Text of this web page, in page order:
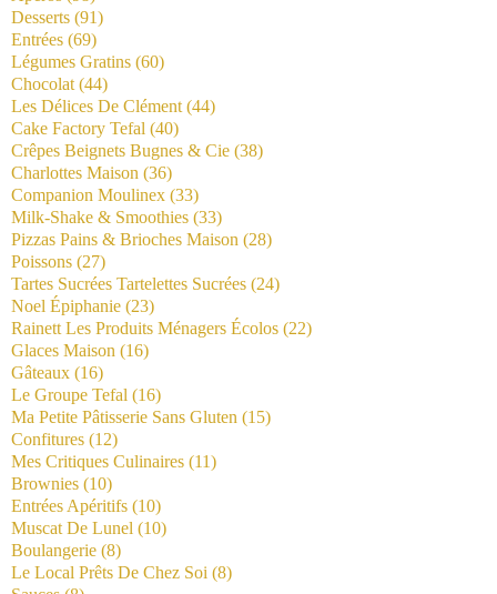
Desserts (91)
Entrées (69)
Légumes Gratins (60)
Chocolat (44)
Les Délices De Clément (44)
Cake Factory Tefal (40)
Crêpes Beignets Bugnes & Cie (38)
Charlottes Maison (36)
Companion Moulinex (33)
Milk-Shake & Smoothies (33)
Pizzas Pains & Brioches Maison (28)
Poissons (27)
Tartes Sucrées Tartelettes Sucrées (24)
Noel Épiphanie (23)
Rainett Les Produits Ménagers Écolos (22)
Glaces Maison (16)
Gâteaux (16)
Le Groupe Tefal (16)
Ma Petite Pâtisserie Sans Gluten (15)
Confitures (12)
Mes Critiques Culinaires (11)
Brownies (10)
Entrées Apéritifs (10)
Muscat De Lunel (10)
Boulangerie (8)
Le Local Prêts De Chez Soi (8)